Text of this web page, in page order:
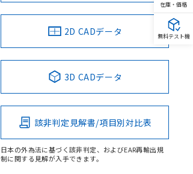
2D CADデータ
3D CADデータ
該非判定見解書/項目別対比表
日本の外為法に基づく該非判定、およびEAR再輸出規
制に関する見解が入手できます。
在庫・価格
無料テスト機